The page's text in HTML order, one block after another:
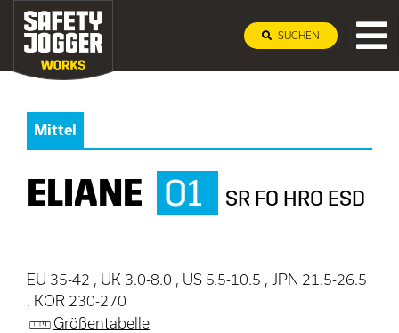
SUCHEN
Mittel
ELIANE O1 SR FO HRO ESD
EU 35-42 , UK 3.0-8.0 , US 5.5-10.5 , JPN 21.5-26.5
, KOR 230-270
Größentabelle